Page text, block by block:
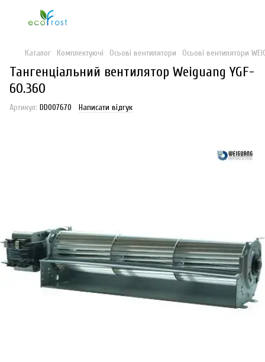
Каталог Комплектуючі Осьові вентилятори Осьові вентилятори
Тангенціальний вентилятор Weiguang YGF-
60.360
Артикул: DD007670 Написати відгук